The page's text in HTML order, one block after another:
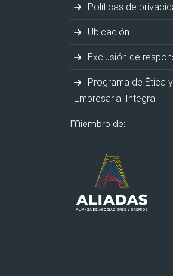
Políticas de
Ubicación
Exclusión de
Programa de Ética
Empresarial Integral
Miembro de: